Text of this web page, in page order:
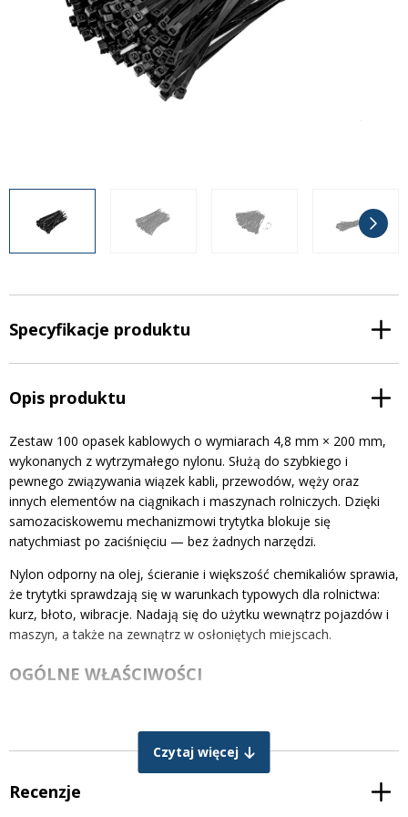
Często zadawane pytania
Kontakt
Bezpłatny projekt oświetlenia
+48 81 884 70 94
Inne akcesoria
Często zadawane pytania
Specyfikacje produktu
Opis produktu
Zestaw 100 opasek kablowych o wymiarach 4,8 mm × 200 mm,
wykonanych z wytrzymałego nylonu. Służą do szybkiego i
pewnego związywania wiązek kabli, przewodów, węży oraz
innych elementów na ciągnikach i maszynach rolniczych. Dzięki
samozaciskowemu mechanizmowi trytytka blokuje się
natychmiast po zaciśnięciu — bez żadnych narzędzi.
Nylon odporny na olej, ścieranie i większość chemikaliów sprawia,
że trytytki sprawdzają się w warunkach typowych dla rolnictwa:
kurz, błoto, wibracje. Nadają się do użytku wewnątrz pojazdów i
maszyn, a także na zewnątrz w osłoniętych miejscach.
OGÓLNE WŁAŚCIWOŚCI
Długość: 200 mm
Materiał: nylon (tworzywo sztuczne)
Zawartość opakowania: 100 sztuk
Czytaj więcej
Recenzje